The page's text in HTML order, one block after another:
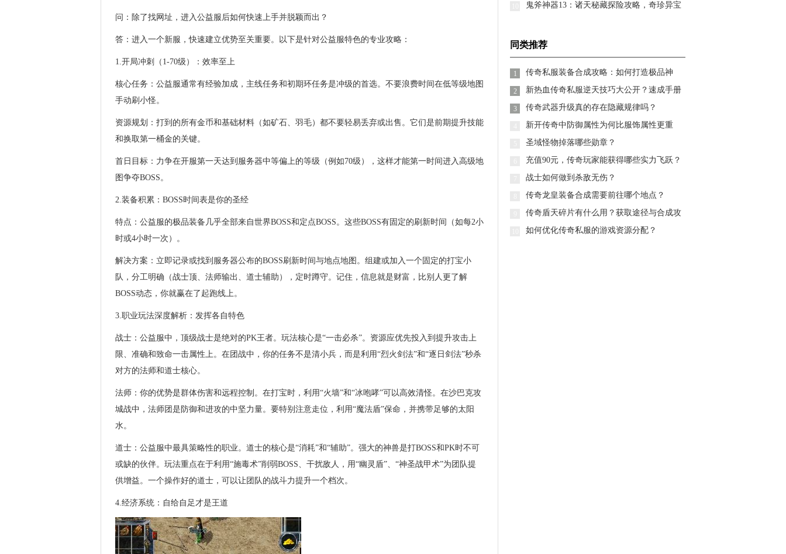
问：除了找网址，进入公益服后如何快速上手并脱颖而出？
答：进入一个新服，快速建立优势至关重要。以下是针对公益服特色的专业攻略：
1.开局冲刺（1-70级）：效率至上
核心任务：公益服通常有经验加成，主线任务和初期环任务是冲级的首选。不要浪费时间在低等级地图
手动刷小怪。
资源规划：打到的所有金币和基础材料（如矿石、羽毛）都不要轻易丢弃或出售。它们是前期提升技能
和换取第一桶金的关键。
首日目标：力争在开服第一天达到服务器中等偏上的等级（例如70级），这样才能第一时间进入高级地
图争夺BOSS。
2.装备积累：BOSS时间表是你的圣经
特点：公益服的极品装备几乎全部来自世界BOSS和定点BOSS。这些BOSS有固定的刷新时间（如每2小
时或4小时一次）。
解决方案：立即记录或找到服务器公布的BOSS刷新时间与地点地图。组建或加入一个固定的打宝小
队，分工明确（战士顶、法师输出、道士辅助），定时蹲守。记住，信息就是财富，比别人更了解
BOSS动态，你就赢在了起跑线上。
3.职业玩法深度解析：发挥各自特色
战士：公益服中，顶级战士是绝对的PK王者。玩法核心是“一击必杀”。资源应优先投入到提升攻击上
限、准确和致命一击属性上。在团战中，你的任务不是清小兵，而是利用“烈火剑法”和“逐日剑法”秒杀
对方的法师和道士核心。
法师：你的优势是群体伤害和远程控制。在打宝时，利用“火墙”和“冰咆哮”可以高效清怪。在沙巴克攻
城战中，法师团是防御和进攻的中坚力量。要特别注意走位，利用“魔法盾”保命，并携带足够的太阳
水。
道士：公益服中最具策略性的职业。道士的核心是“消耗”和“辅助”。强大的神兽是打BOSS和PK时不可
或缺的伙伴。玩法重点在于利用“施毒术”削弱BOSS、干扰敌人，用“幽灵盾”、“神圣战甲术”为团队提
供增益。一个操作好的道士，可以让团队的战斗力提升一个档次。
4.经济系统：自给自足才是王道
提升战力？
鬼斧神器13：诸天秘藏探险攻略，奇珍异宝
同类推荐
1
传奇私服装备合成攻略：如何打造极品神
器，成为沙巴克霸主？
2
新热血传奇私服逆天技巧大公开？速成手册
带你飞
3 传奇武器升级真的存在隐藏规律吗？
新开传奇中防御属性为何比服饰属性更重
要？
圣域怪物掉落哪些勋章？
充值90元，传奇玩家能获得哪些实力飞跃？
战士如何做到杀敌无伤？
传奇龙皇装备合成需要前往哪个地点？
传奇盾天碎片有什么用？获取途径与合成攻
略全解析
如何优化传奇私服的游戏资源分配？